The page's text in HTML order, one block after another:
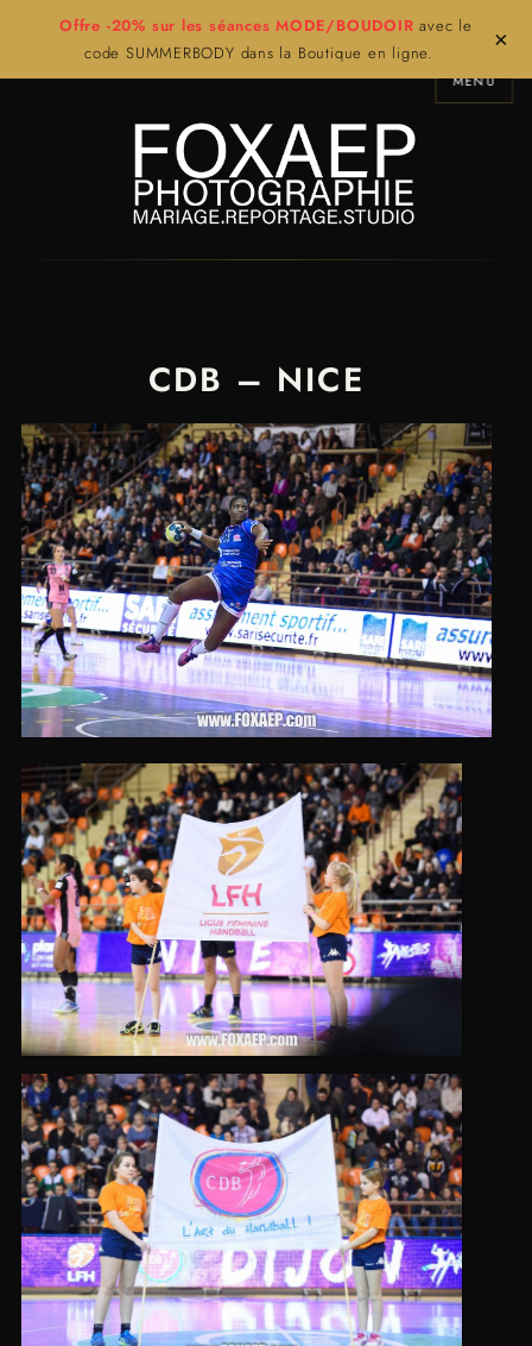
Offre -20% sur les séances MODE/BOUDOIR avec le
code SUMMERBODY dans la Boutique en ligne.
×
MENU
CDB – NICE